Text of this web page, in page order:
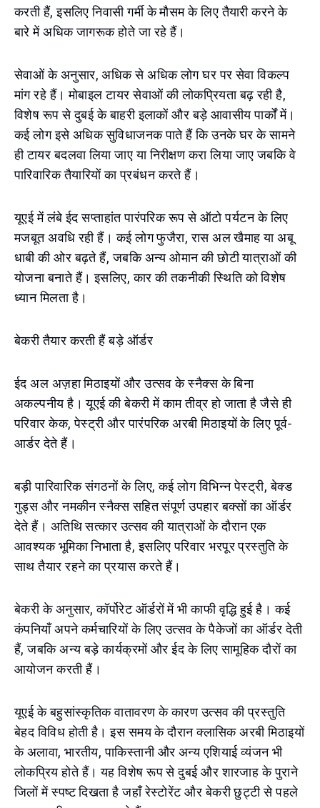
करती हैं, इसलिए निवासी गर्मी के मौसम के लिए तैयारी करने के
बारे में अधिक जागरूक होते जा रहे हैं।
सेवाओं के अनुसार, अधिक से अधिक लोग घर पर सेवा विकल्प
मांग रहे हैं। मोबाइल टायर सेवाओं की लोकप्रियता बढ़ रही है,
विशेष रूप से दुबई के बाहरी इलाकों और बड़े आवासीय पार्कों में।
कई लोग इसे अधिक सुविधाजनक पाते हैं कि उनके घर के सामने
ही टायर बदलवा लिया जाए या निरीक्षण करा लिया जाए जबकि वे
पारिवारिक तैयारियों का प्रबंधन करते हैं।
यूएई में लंबे ईद सप्ताहांत पारंपरिक रूप से ऑटो पर्यटन के लिए
मजबूत अवधि रही हैं। कई लोग फुजैरा, रास अल खैमाह या अबू
धाबी की ओर बढ़ते हैं, जबकि अन्य ओमान की छोटी यात्राओं की
योजना बनाते हैं। इसलिए, कार की तकनीकी स्थिति को विशेष
ध्यान मिलता है।
बेकरी तैयार करती हैं बड़े ऑर्डर
ईद अल अज़हा मिठाइयों और उत्सव के स्नैक्स के बिना
अकल्पनीय है। यूएई की बेकरी में काम तीव्र हो जाता है जैसे ही
परिवार केक, पेस्ट्री और पारंपरिक अरबी मिठाइयों के लिए पूर्व-
आर्डर देते हैं।
बड़ी पारिवारिक संगठनों के लिए, कई लोग विभिन्न पेस्ट्री, बेक्ड
गुड्स और नमकीन स्नैक्स सहित संपूर्ण उपहार बक्सों का ऑर्डर
देते हैं। अतिथि सत्कार उत्सव की यात्राओं के दौरान एक
आवश्यक भूमिका निभाता है, इसलिए परिवार भरपूर प्रस्तुति के
साथ तैयार रहने का प्रयास करते हैं।
बेकरी के अनुसार, कॉर्पोरेट ऑर्डरों में भी काफी वृद्धि हुई है। कई
कंपनियाँ अपने कर्मचारियों के लिए उत्सव के पैकेजों का ऑर्डर देती
हैं, जबकि अन्य बड़े कार्यक्रमों और ईद के लिए सामूहिक दौरों का
आयोजन करती हैं।
यूएई के बहुसांस्कृतिक वातावरण के कारण उत्सव की प्रस्तुति
बेहद विविध होती है। इस समय के दौरान क्लासिक अरबी मिठाइयों
के अलावा, भारतीय, पाकिस्तानी और अन्य एशियाई व्यंजन भी
लोकप्रिय होते हैं। यह विशेष रूप से दुबई और शारजाह के पुराने
जिलों में स्पष्ट दिखता है जहाँ रेस्टोरेंट और बेकरी छुट्टी से पहले